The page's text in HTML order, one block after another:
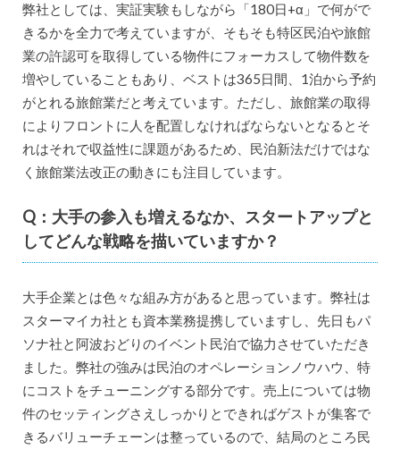
弊社としては、実証実験もしながら「180日+α」で何がで
きるかを全力で考えていますが、そもそも特区民泊や旅館
業の許認可を取得している物件にフォーカスして物件数を
増やしていることもあり、ベストは365日間、1泊から予約
がとれる旅館業だと考えています。ただし、旅館業の取得
によりフロントに人を配置しなければならないとなるとそ
れはそれで収益性に課題があるため、民泊新法だけではな
く旅館業法改正の動きにも注目しています。
Q：大手の参入も増えるなか、スタートアップと
してどんな戦略を描いていますか？
大手企業とは色々な組み方があると思っています。弊社は
スターマイカ社とも資本業務提携していますし、先日もパ
ソナ社と阿波おどりのイベント民泊で協力させていただき
ました。弊社の強みは民泊のオペレーションノウハウ、特
にコストをチューニングする部分です。売上については物
件のセッティングさえしっかりとできればゲストが集客で
きるバリューチェーンは整っているので、結局のところ民